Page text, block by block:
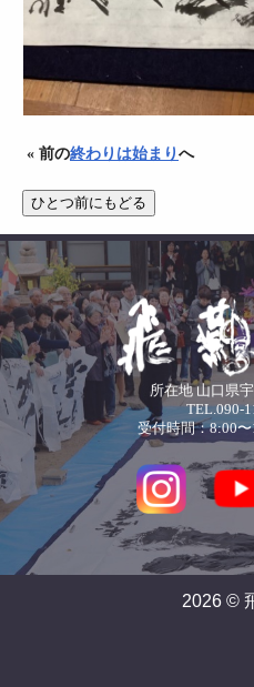
« 前の終わりは始まりへ
所在地 山口県
TEL.090-
受付時間：8:00
2026 ©